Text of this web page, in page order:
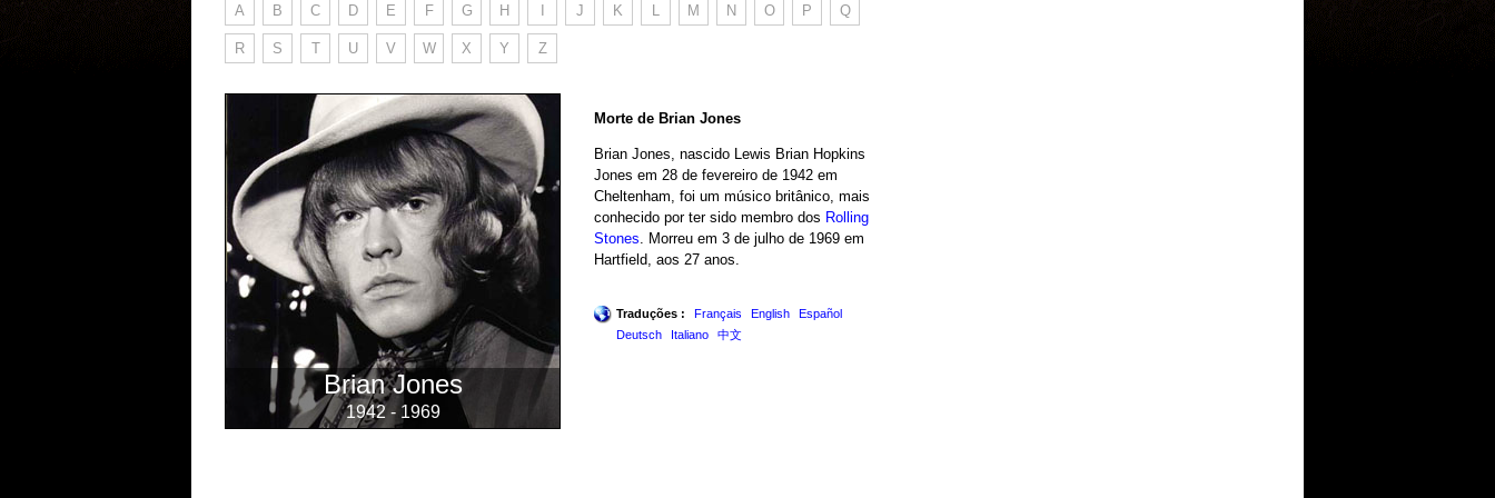
A B C D E F G H J K L M N O P Q
R S T U V W X Y Z
Brian Jones
1942 - 1969
Morte de Brian Jones
Brian Jones, nascido Lewis Brian Hopkins
Jones em 28 de fevereiro de 1942 em
Cheltenham, foi um músico britânico, mais
conhecido por ter sido membro dos Rolling
Stones . Morreu em 3 de julho de 1969 em
Hartfield, aos 27 anos.
Traduções : Français English
Español
Deutsch
Italiano 中文